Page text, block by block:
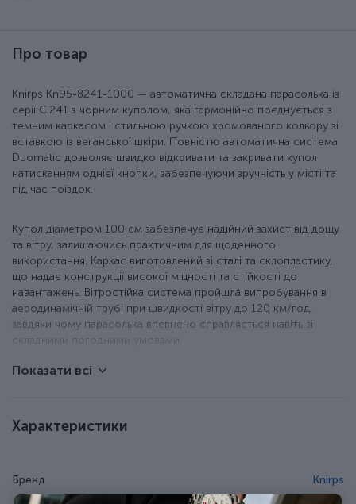
Про товар
Knirps Kn95-8241-1000 — автоматична складана парасолька із
серії C.241 з чорним куполом, яка гармонійно поєднується з
темним каркасом і стильною ручкою хромованого кольору зі
вставкою із веганської шкіри. Повністю автоматична система
Duomatic дозволяє швидко відкривати та закривати купол
натисканням однієї кнопки, забезпечуючи зручність у місті та
під час поїздок.
Купол діаметром 100 см забезпечує надійний захист від дощу
та вітру, залишаючись практичним для щоденного
використання. Каркас виготовлений зі сталі та склопластику,
що надає конструкції високої міцності та стійкості до
навантажень. Вітростійка система пройшла випробування в
аеродинамічній трубі при швидкості вітру до 120 км/год,
завдяки чому парасолька впевнено справляється навіть зі
складними погодними умовами.
перенесення, а захисний чохол на блискавці забезпечує
Ключові характеристики парасольки
Показати всі
Характеристики
Бренд Knirps